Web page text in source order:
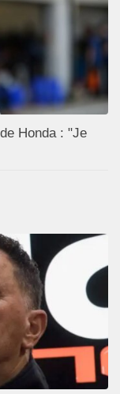
Honda : "Je